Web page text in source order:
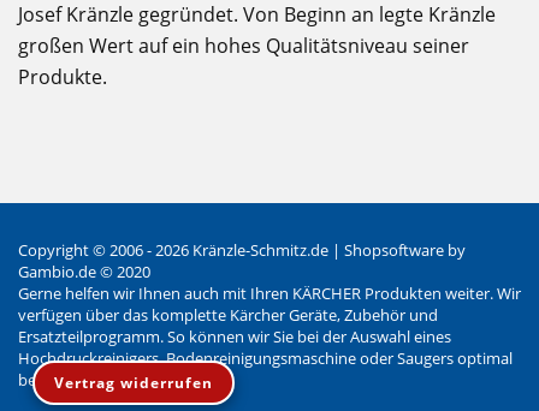
Josef Kränzle gegründet. Von Beginn an legte Kränzle
großen Wert auf ein hohes Qualitätsniveau seiner
Produkte.
Vertrag widerrufen
Copyright © 2006 - 2026 Kränzle-Schmitz.de | Shopsoftware by
Gambio.de © 2020
Gerne helfen wir Ihnen auch mit Ihren KÄRCHER Produkten weiter. Wir
verfügen über das komplette Kärcher Geräte, Zubehör und
Ersatzteilprogramm. So können wir Sie bei der Auswahl eines
Hochdruckreinigers, Bodenreinigungsmaschine oder Saugers optimal
beraten.